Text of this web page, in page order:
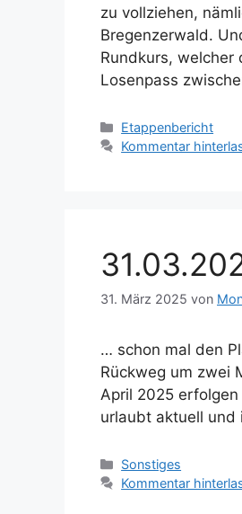
zu vollziehen,
Bregenzerwald.
Rundkurs, welcher
Losenpass
Kategorien
Etappenbericht
Kommentar
31. März 2025 von
… schon mal den
Rückweg um zwei
April 2025
urlaubt aktuell und
Kategorien
Sonstiges
Kommentar